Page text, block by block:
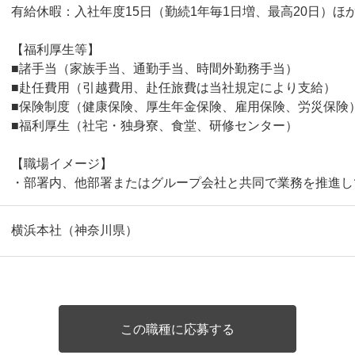
有給休暇：入社年度15日（勤続1年毎1日増、最高20日）ほ
【福利厚生等】
■諸手当（家族手当、通勤手当、時間外勤務手当）
■赴任費用（引越費用、赴任旅費は当社規定により支給）
■保険制度（健康保険、厚生年金保険、雇用保険、労災保険）
■福利厚生（社宅・独身寮、食堂、研修センター）
【職場イメージ】
・部署内、他部署またはグループ会社と共同で業務を推進
横浜本社（神奈川県）